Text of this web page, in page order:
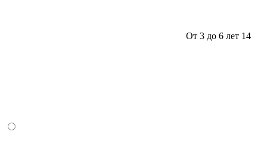
От 3 до 6 лет 14